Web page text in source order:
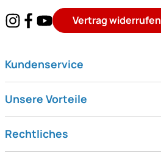
Vertrag widerrufen
Kundenservice
Unsere Vorteile
Rechtliches